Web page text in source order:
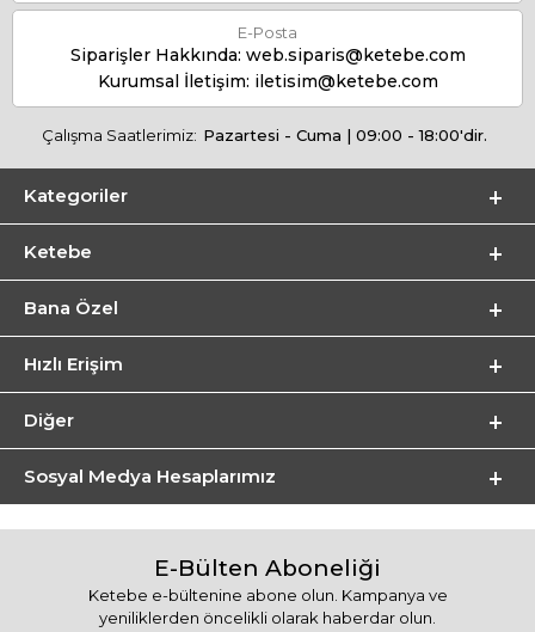
E-Posta
Siparişler Hakkında: web.siparis@ketebe.com
Kurumsal İletişim: iletisim@ketebe.com
Çalışma Saatlerimiz: Pazartesi - Cuma | 09:00 - 18:00'dir.
Kategoriler
Ketebe
Bana Özel
Hızlı Erişim
Diğer
Sosyal Medya Hesaplarımız
E-Bülten Aboneliği
Ketebe e-bültenine abone olun. Kampanya ve
yeniliklerden öncelikli olarak haberdar olun.